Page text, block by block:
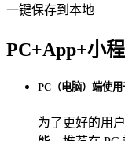
一键保存到本地
PC+App+小
PC（电脑）端使用
为了更好的用